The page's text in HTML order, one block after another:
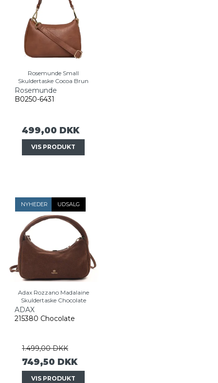
Rosemunde Small
Skuldertaske Cocoa Brun
Rosemunde
B0250-6431
499,00 DKK
VIS PRODUKT
NYHEDER UDSALG
Adax Rozzano Madalaine
Skuldertaske Chocolate
ADAX
215380 Chocolate
1.499,00 DKK
749,50 DKK
VIS PRODUKT